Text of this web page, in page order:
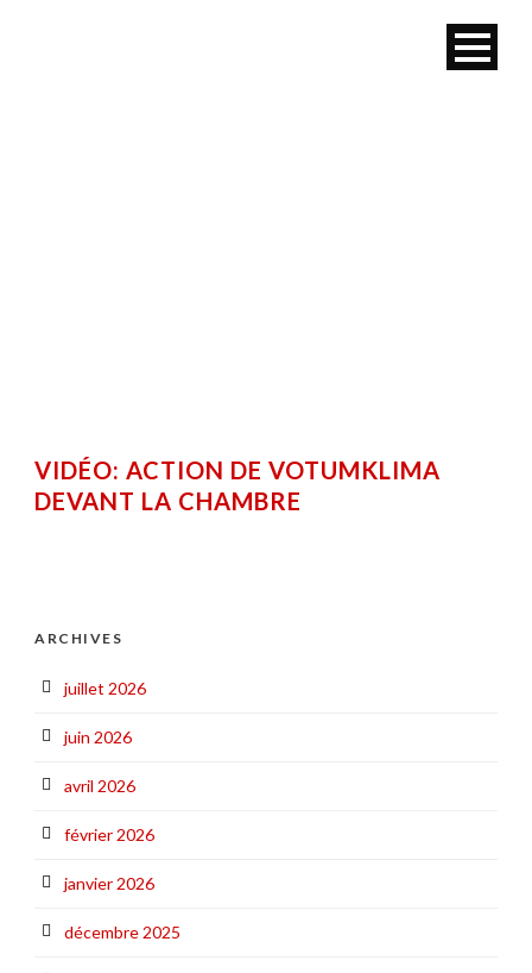
VIDÉO: ACTION DE VOTUMKLIMA
DEVANT LA CHAMBRE
ARCHIVES
juillet 2026
juin 2026
avril 2026
février 2026
janvier 2026
décembre 2025